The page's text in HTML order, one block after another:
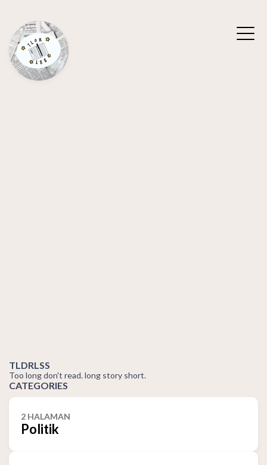
TLDRLSS
Too long don't read. long story short.
CATEGORIES
2 HALAMAN
Politik